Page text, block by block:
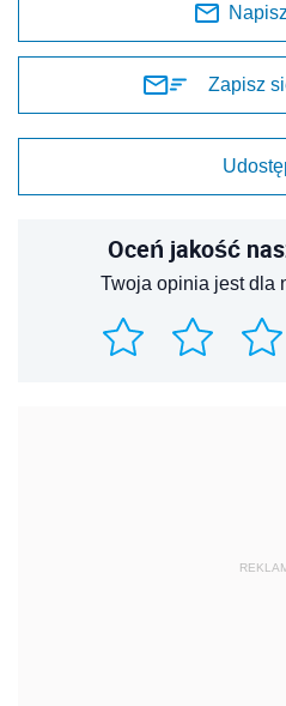
Zapisz
Oceń jakość
Twoja opinia jest dla